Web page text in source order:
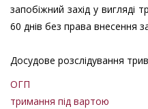
запобіжний захід у вигляді
60 днів без права внесення
Досудове розслідування
ОГП
тримання під вартою